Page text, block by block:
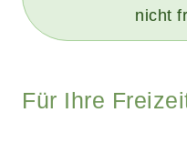
nicht
Für Ihre